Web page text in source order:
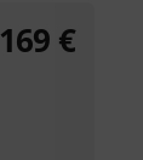
169 €